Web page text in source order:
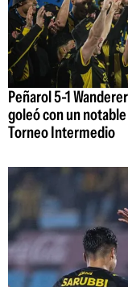
Peñarol 5-1
goleó con un
Torneo Intermedio